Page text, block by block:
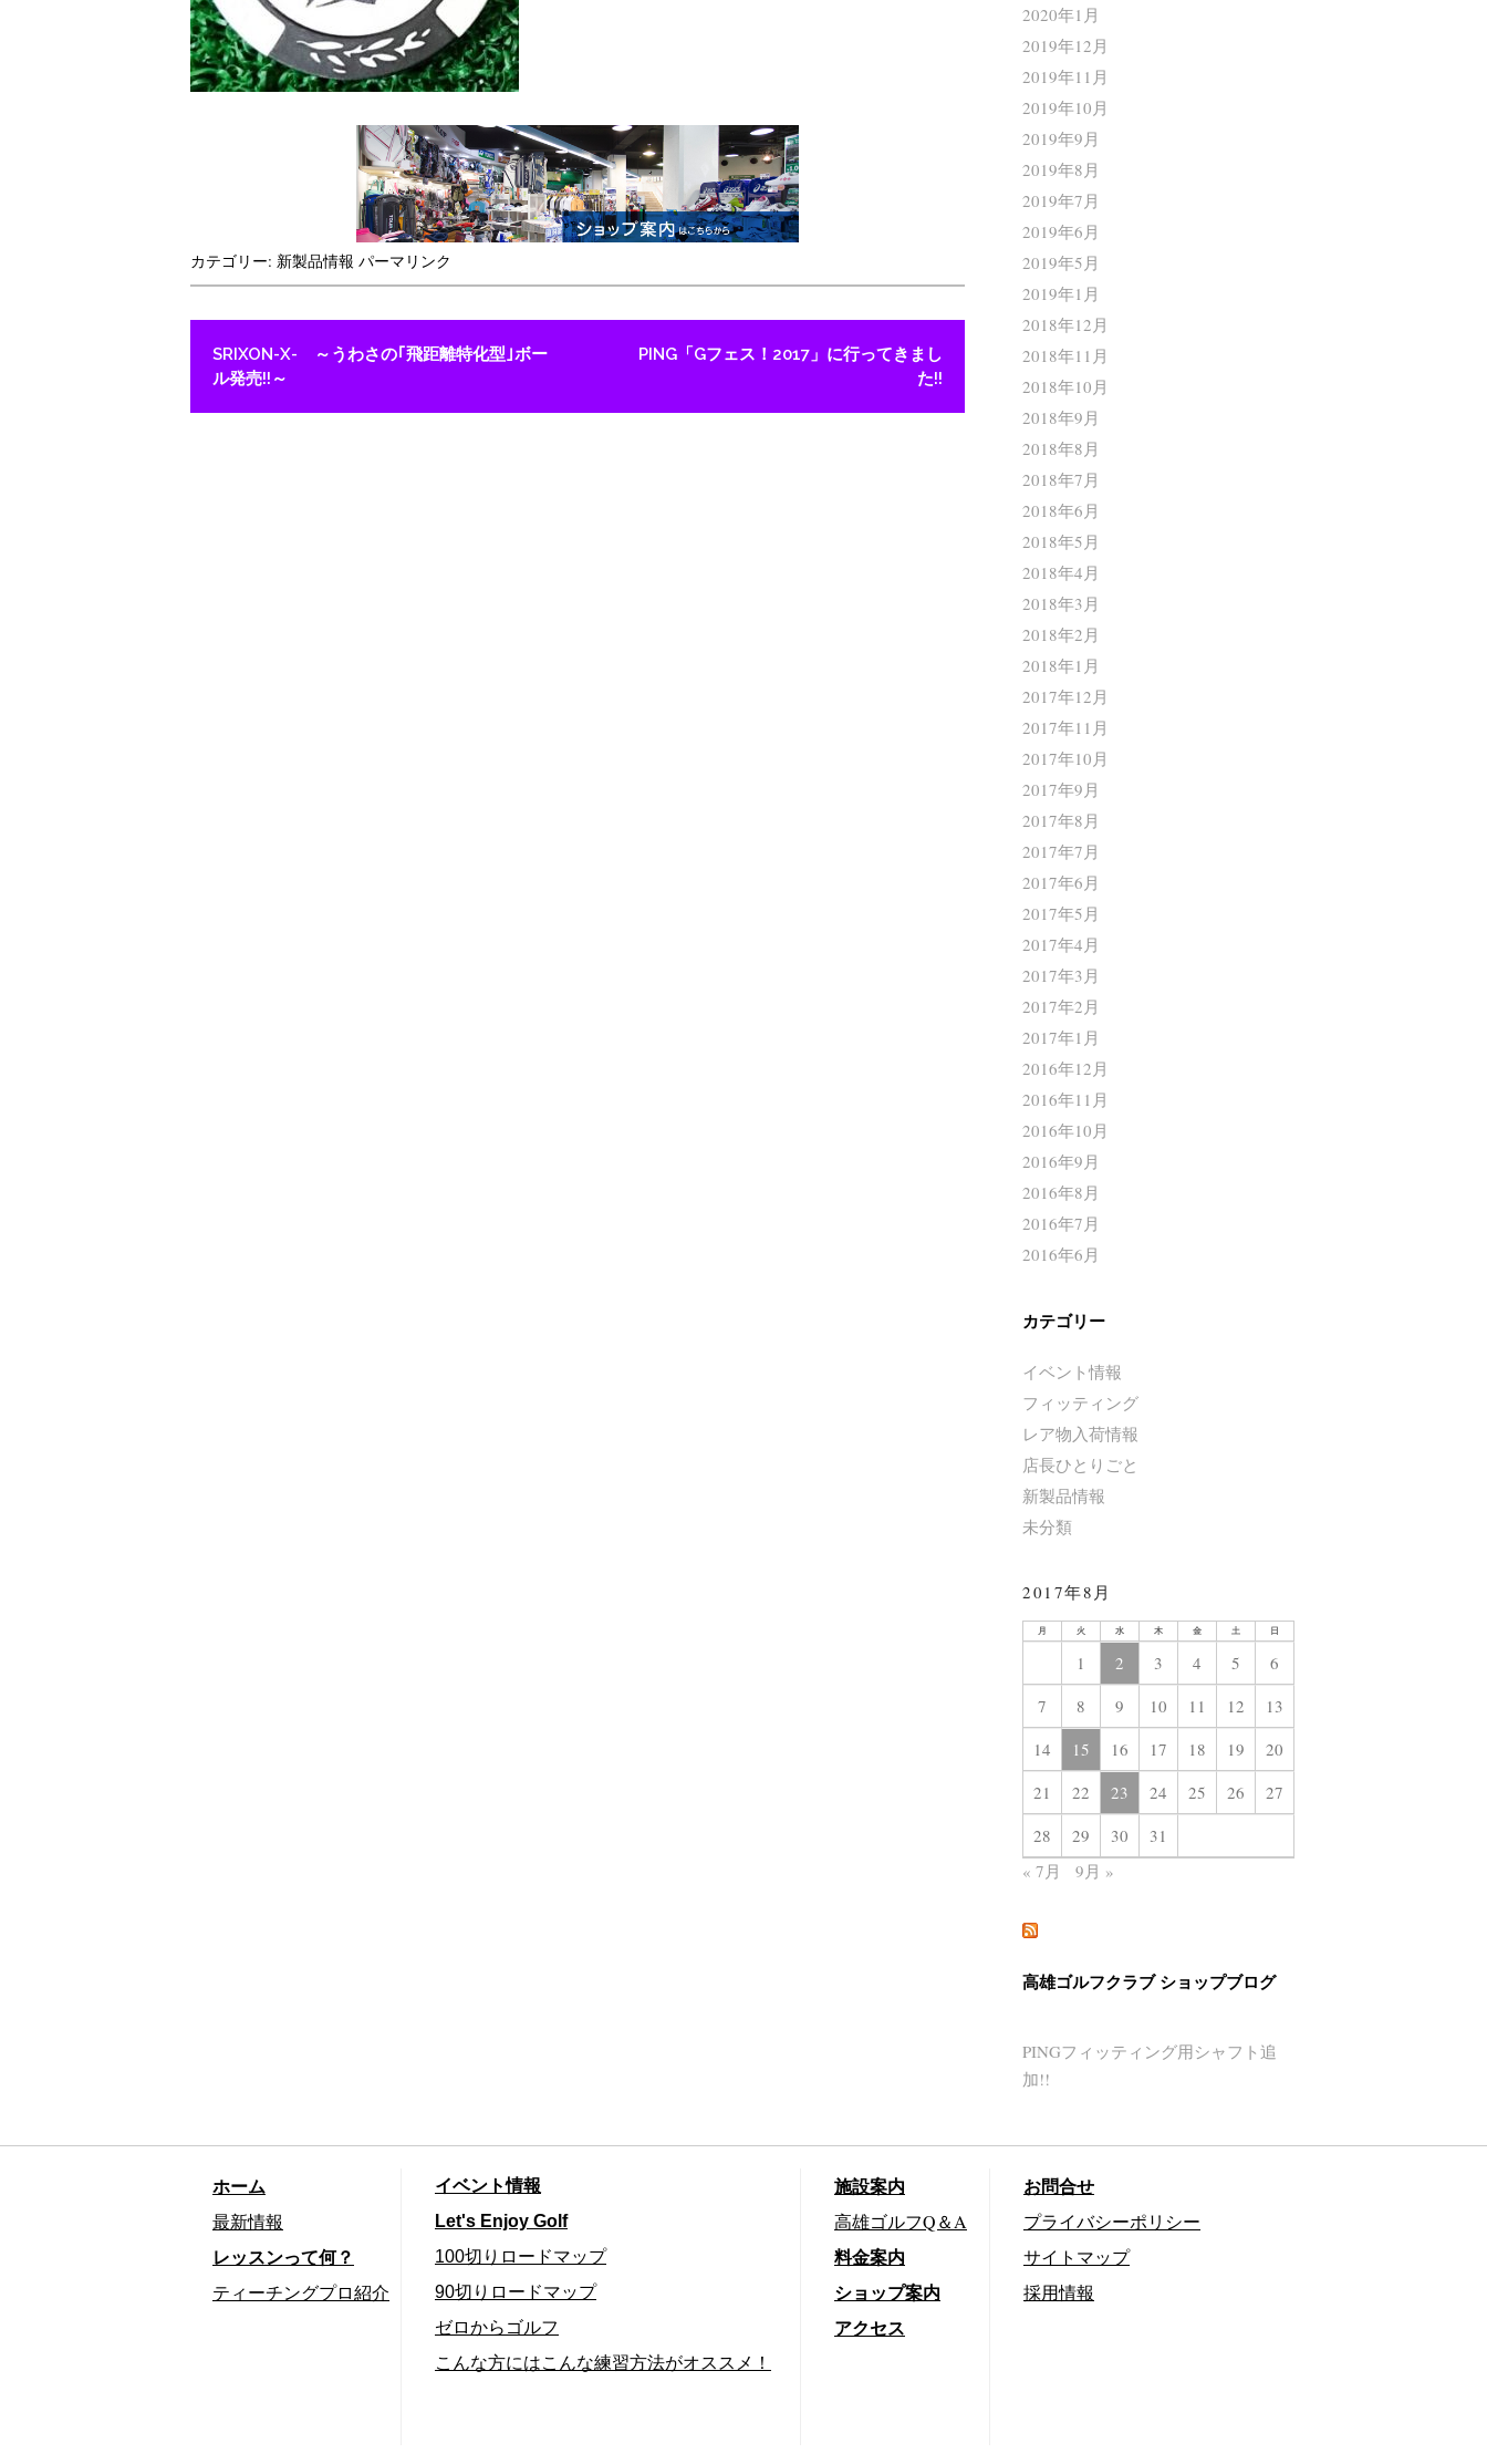
カテゴリー: 新製品情報 パーマリンク
投稿ナビゲーション
SRIXON-X- ～うわさの｢飛距離特化型｣ボー
ル発売!!～
PING「Gフェス！2017」に行ってきまし
た!!
2020年1月
2019年12月
2019年11月
2019年10月
2019年9月
2019年8月
2019年7月
2019年6月
2019年5月
2019年1月
2018年12月
2018年11月
2018年10月
2018年9月
2018年8月
2018年7月
2018年6月
2018年5月
2018年4月
2018年3月
2018年2月
2018年1月
2017年12月
2017年11月
2017年10月
2017年9月
2017年8月
2017年7月
2017年6月
2017年5月
2017年4月
2017年3月
2017年2月
2017年1月
2016年12月
2016年11月
2016年10月
2016年9月
2016年8月
2016年7月
2016年6月
カテゴリー
イベント情報
フィッティング
レア物入荷情報
店長ひとりごと
新製品情報
未分類
2017年8月
月 火 水 木 金 土 日
1 2 3 4 5
6
7
8 9 10 11 12
13
14
15 16 17 18 19
20
21
22 23 24 25 26
27
28
29 30
31
« 7月
9月 »
高雄ゴルフクラブ ショップブログ
PINGフィッティング用シャフト追
加!!
ホーム
最新情報
レッスンって何？
ティーチングプロ紹介
イベント情報
Let's Enjoy Golf
100切りロードマップ
90切りロードマップ
ゼロからゴルフ
こんな方にはこんな練習方法がオススメ！
施設案内
高雄ゴルフQ＆A
料金案内
ショップ案内
アクセス
お問合せ
プライバシーポリシー
サイトマップ
採用情報